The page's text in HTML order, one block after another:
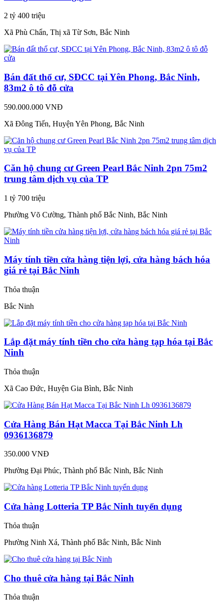
2 tỷ 400 triệu
Xã Phù Chẩn, Thị xã Từ Sơn, Bắc Ninh
Bán đất thổ cư, SĐCC tại Yên Phong, Bắc Ninh,
83m2 ô tô đỗ cửa
590.000.000 VNĐ
Xã Đông Tiến, Huyện Yên Phong, Bắc Ninh
Căn hộ chung cư Green Pearl Bắc Ninh 2pn 75m2
trung tâm dịch vụ của TP
1 tỷ 700 triệu
Phường Võ Cường, Thành phố Bắc Ninh, Bắc Ninh
Máy tính tiền cửa hàng tiện lợi, cửa hàng bách hóa
giá rẻ tại Bắc Ninh
Thỏa thuận
Bắc Ninh
Lắp đặt máy tính tiền cho cửa hàng tạp hóa tại Bắc
Ninh
Thỏa thuận
Xã Cao Đức, Huyện Gia Bình, Bắc Ninh
Cửa Hàng Bán Hạt Macca Tại Bắc Ninh Lh
0936136879
350.000 VNĐ
Phường Đại Phúc, Thành phố Bắc Ninh, Bắc Ninh
Cửa hàng Lotteria TP Bắc Ninh tuyển dụng
Thỏa thuận
Phường Ninh Xá, Thành phố Bắc Ninh, Bắc Ninh
Cho thuê cửa hàng tại Bắc Ninh
Thỏa thuận